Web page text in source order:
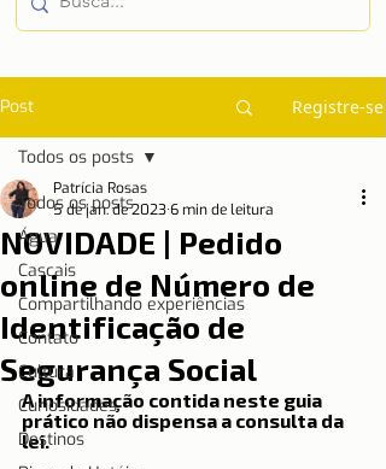
Post Registre-se
Todos os posts
Água
Cascais
Compartilhando experiências
Contato
Cultura
Curiosidades
Destinos
Todos os posts
NOVIDADE | Pedido
online de Número de
Identificação de
Segurança Social
Patrícia Rosas
5 de jan. de 20236 min de leitura
A informação contida neste guia
prático não dispensa a consulta da
lei.